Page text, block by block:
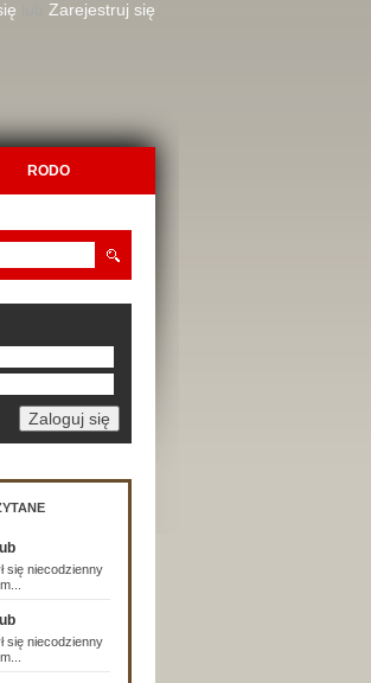
Zarejestruj się
RODO
się niecodzienny
się niecodzienny